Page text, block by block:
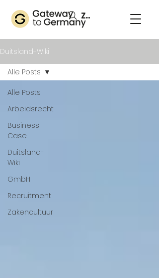
Zoeken
Duitsland-Wiki
Alle Posts
Arbeidsrecht
Business
Case
Duitsland-
Wiki
GmbH
Recruitment
Zakencultuur
Alle Posts